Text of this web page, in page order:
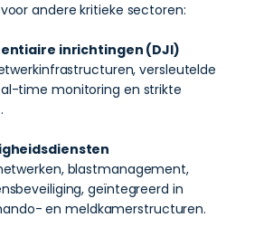
andere kritieke sectoren:
inrichtingen (DJI)
versleutelde
time monitoring en strikte
blastmanagement,
geïntegreerd in
en meldkamerstructuren.